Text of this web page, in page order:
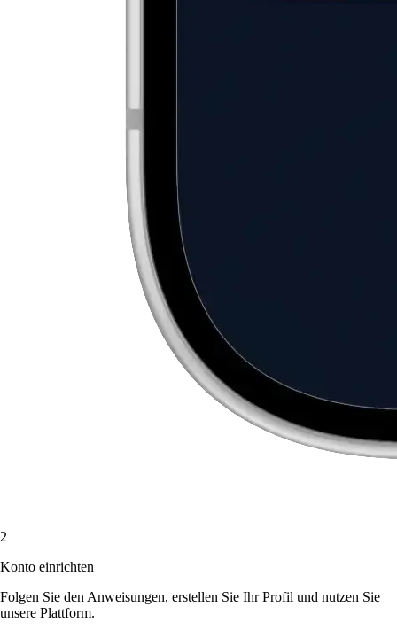
2
Konto einrichten
Folgen Sie den Anweisungen, erstellen Sie Ihr Profil und nutzen Sie
unsere Plattform.